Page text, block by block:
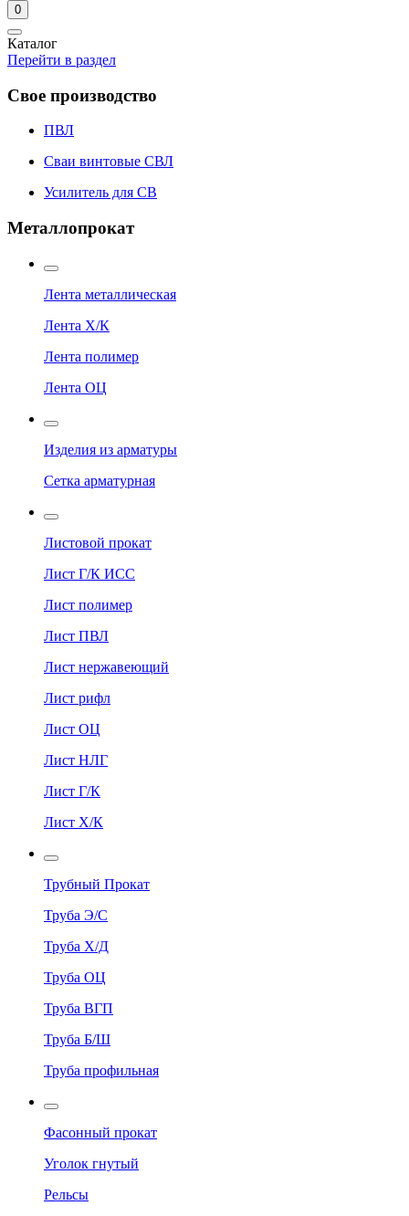
0
Каталог
Перейти в раздел
Свое производство
ПВЛ
Сваи винтовые СВЛ
Усилитель для СВ
Металлопрокат
Лента металлическая
Лента Х/К
Лента полимер
Лента ОЦ
Изделия из арматуры
Сетка арматурная
Листовой прокат
Лист Г/К ИСС
Лист полимер
Лист ПВЛ
Лист нержавеющий
Лист рифл
Лист ОЦ
Лист НЛГ
Лист Г/К
Лист Х/К
Трубный Прокат
Труба Э/С
Труба Х/Д
Труба ОЦ
Труба ВГП
Труба Б/Ш
Труба профильная
Фасонный прокат
Уголок гнутый
Рельсы